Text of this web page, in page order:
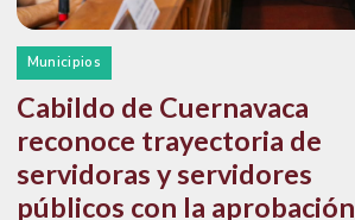
Municipios
Cabildo de Cuernavaca
reconoce trayectoria de
servidoras y servidores
públicos con la aprobación